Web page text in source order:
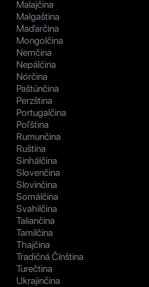
Malajčina
Malgaština
Maďarčina
Mongolčina
Nemčina
Nepálčina
Nórčina
Paštúnčina
Perzština
Portugalčina
Poľština
Rumunčina
Ruština
Sinhálčina
Slovenčina
Slovinčina
Somálčina
Svahilčina
Taliančina
Tamilčina
Thajčina
Tradičná Čínština
Turečtina
Ukrajinčina